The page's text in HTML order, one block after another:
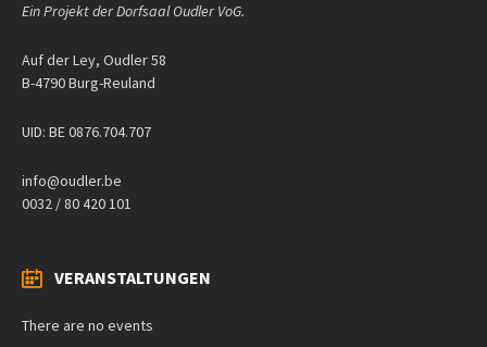
Ein Projekt der Dorfsaal Oudler VoG.
Auf der Ley, Oudler 58
B-4790 Burg-Reuland
UID: BE 0876.704.707
info@oudler.be
0032 / 80 420 101
VERANSTALTUNGEN
There are no events